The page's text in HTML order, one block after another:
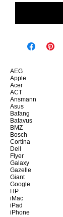
AEG
Apple
Acer
ACT
Ansmann
Asus
Bafang
Batavus
BMZ
Bosch
Cortina
Dell
Flyer
Galaxy
Gazelle
Giant
Google
HP
iMac
iPad
iPhone